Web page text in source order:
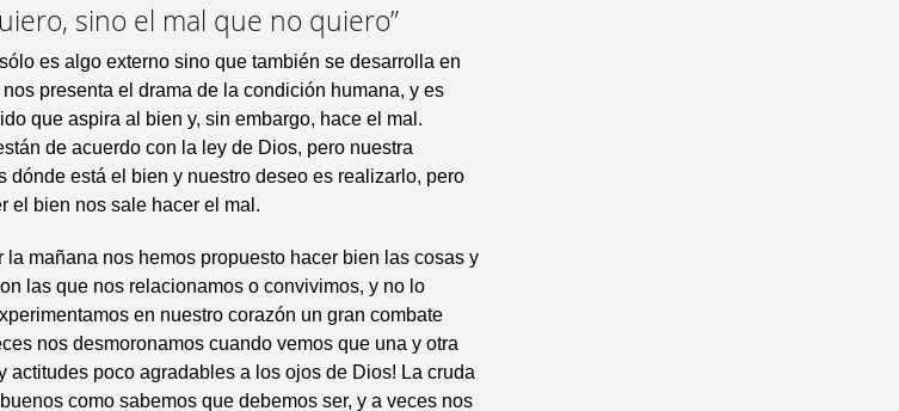
sino el mal que no quiero”
es algo externo sino que también se desarrolla en
presenta el drama de la condición humana, y es
que aspira al bien y, sin embargo, hace el mal.
de acuerdo con la ley de Dios, pero nuestra
dónde está el bien y nuestro deseo es realizarlo, pero
el bien nos sale hacer el mal.
la mañana nos hemos propuesto hacer bien las cosas y
las que nos relacionamos o convivimos, y no lo
en nuestro corazón un gran combate
nos desmoronamos cuando vemos que una y otra
actitudes poco agradables a los ojos de Dios! La cruda
como sabemos que debemos ser, y a veces nos